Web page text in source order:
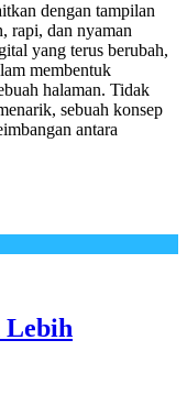
dengan tampilan
rapi, dan nyaman
yang terus berubah,
membentuk
halaman. Tidak
sebuah konsep
antara
Lebih